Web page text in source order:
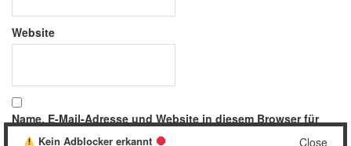
Website
Name, E-Mail-Adresse und Website in diesem Browser für
meinen nächsten Kommentar speichern.
Close
Kein Adblocker erkannt